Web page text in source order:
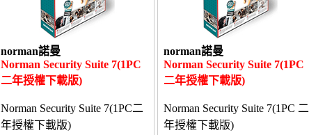
norman諾曼
Norman Security Suite 7(1PC
二年授權下載版)
Norman Security Suite 7(1PC二
年授權下載版)
norman諾曼
Norman Security Suite 7(1PC
二年授權下載版)
Norman Security Suite 7(1PC 二
年授權下載版)